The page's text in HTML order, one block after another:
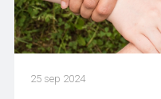
25 sep 2024